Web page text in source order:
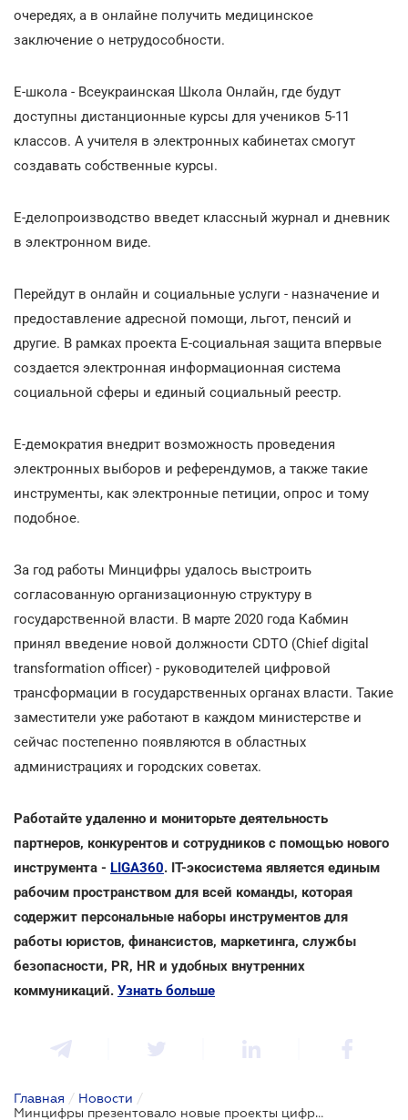
очередях, а в онлайне получить медицинское
заключение о нетрудособности.
Е-школа - Всеукраинская Школа Онлайн, где будут
доступны дистанционные курсы для учеников 5-11
классов. А учителя в электронных кабинетах смогут
создавать собственные курсы.
Е-делопроизводство введет классный журнал и дневник
в электронном виде.
Перейдут в онлайн и социальные услуги - назначение и
предоставление адресной помощи, льгот, пенсий и
другие. В рамках проекта Е-социальная защита впервые
создается электронная информационная система
социальной сферы и единый социальный реестр.
Е-демократия внедрит возможность проведения
электронных выборов и референдумов, а также такие
инструменты, как электронные петиции, опрос и тому
подобное.
За год работы Минцифры удалось выстроить
согласованную организационную структуру в
государственной власти. В марте 2020 года Кабмин
принял введение новой должности CDTO (Chief digital
transformation officer) - руководителей цифровой
трансформации в государственных органах власти. Такие
заместители уже работают в каждом министерстве и
сейчас постепенно появляются в областных
администрациях и городских советах.
Работайте удаленно и мониторьте деятельность
партнеров, конкурентов и сотрудников с помощью нового
инструмента - LIGA360. IT-экосистема является единым
рабочим пространством для всей команды, которая
содержит персональные наборы инструментов для
работы юристов, финансистов, маркетинга, службы
безопасности, PR, HR и удобных внутренних
коммуникаций. Узнать больше
Главная / Новости /
Минцифры презентовало новые проекты цифровой трансформации